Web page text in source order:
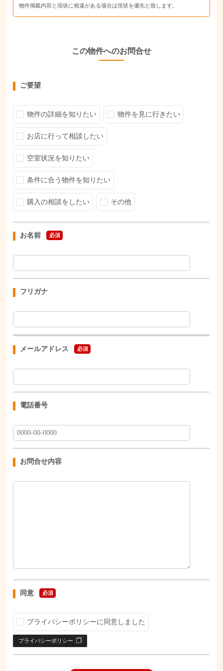
物件掲載内容と現状に相違がある場合は現状を優先と致します。
この物件へのお問合せ
ご要望
物件の詳細を知りたい 物件を見に行きたい
お店に行って相談したい
空室状況を知りたい
条件に合う物件を知りたい
購入の相談をしたい その他
お名前 必須
フリガナ
メールアドレス 必須
電話番号
お問合せ内容
同意 必須
プライバシーポリシーに同意しました
プライバシーポリシー